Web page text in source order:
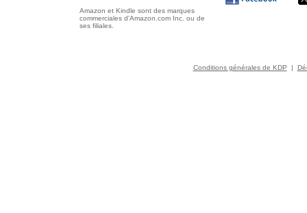
Amazon et Kindle sont des marques
commerciales d'Amazon.com Inc. ou de
ses filiales.
Conditions générales de KDP |